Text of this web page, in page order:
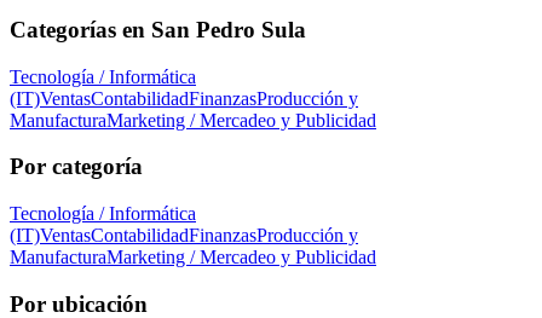
Categorías en San Pedro Sula
Tecnología / Informática
(IT)VentasContabilidadFinanzasProducción y
ManufacturaMarketing / Mercadeo y Publicidad
Por categoría
Tecnología / Informática
(IT)VentasContabilidadFinanzasProducción y
ManufacturaMarketing / Mercadeo y Publicidad
Por ubicación